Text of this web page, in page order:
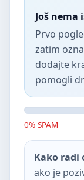
Još nema
Prvo
zatim
dodajte
pomogli
0% SPAM
Kako radi
ako je